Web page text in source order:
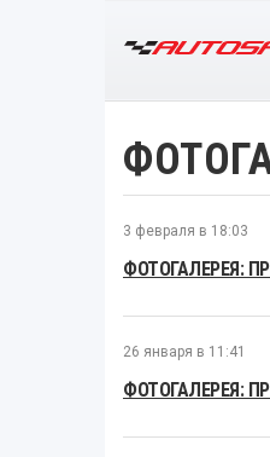
3 февраля в 18:03
ФОТОГАЛЕРЕЯ:
26 января в 11:41
ФОТОГАЛЕРЕЯ: